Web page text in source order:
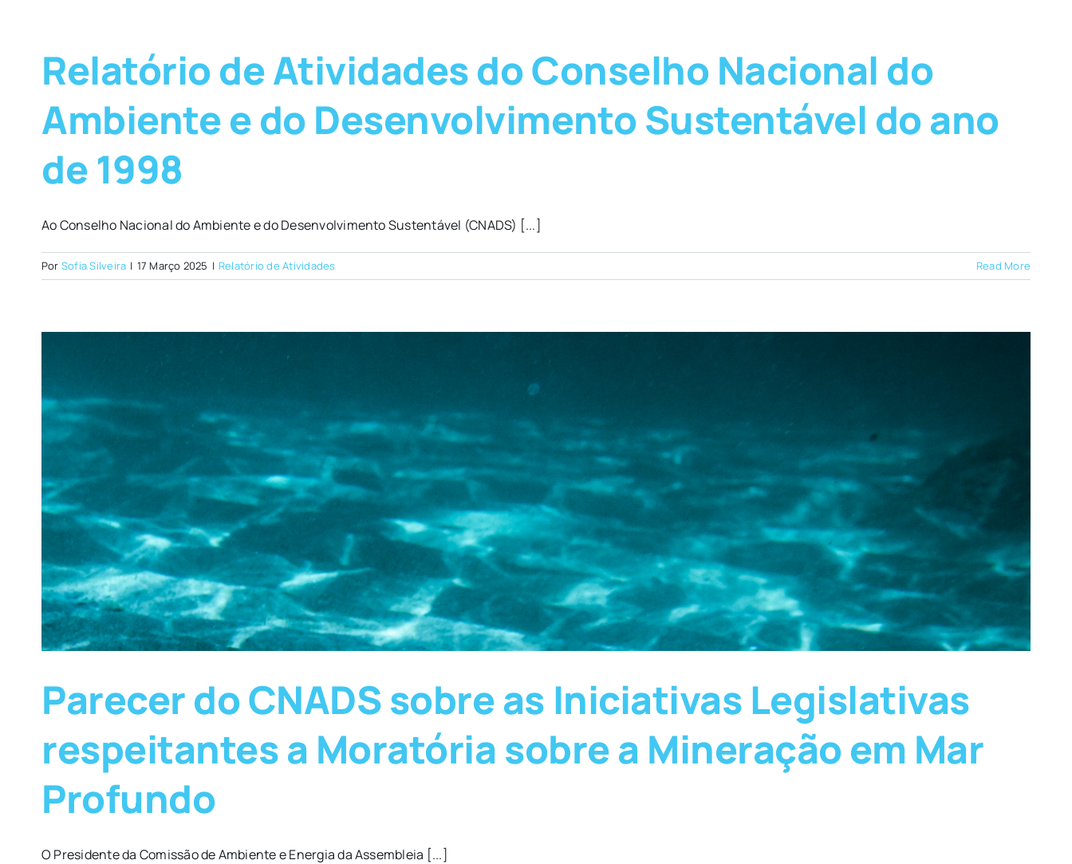
Relatório de Atividades do Conselho Nacional do
Ambiente e do Desenvolvimento Sustentável do ano
de 1998
Ao Conselho Nacional do Ambiente e do Desenvolvimento Sustentável (CNADS) [...]
Por Sofia Silveira | 17 Março 2025 | Relatório de Atividades Read More
Parecer do CNADS sobre as Iniciativas Legislativas
respeitantes a Moratória sobre a Mineração em Mar
Profundo
O Presidente da Comissão de Ambiente e Energia da Assembleia [...]